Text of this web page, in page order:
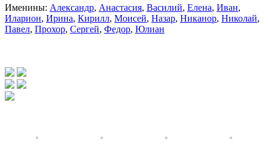
Именины: Александр, Анастасия, Василий, Елена, Иван,
Иларион, Ирина, Кирилл, Моисей, Назар, Никанор, Николай,
Павел, Прохор, Сергей, Федор, Юлиан